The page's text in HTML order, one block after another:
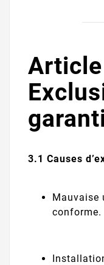
3.1 Causes
Mauvaise
conforme.